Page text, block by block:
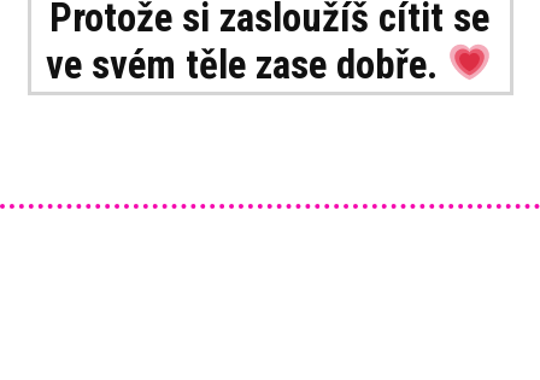
Protože si zasloužíš cítit se
ve svém těle zase dobře.